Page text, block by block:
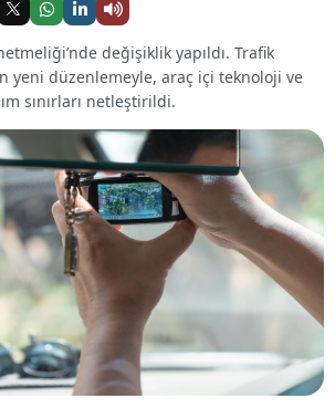
değişiklik yapıldı. Trafik
yeni düzenlemeyle, araç içi teknoloji ve
sınırları netleştirildi.